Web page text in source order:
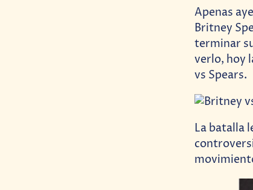
Apenas
Britney
terminar
verlo, hoy
vs Spears.
La batalla